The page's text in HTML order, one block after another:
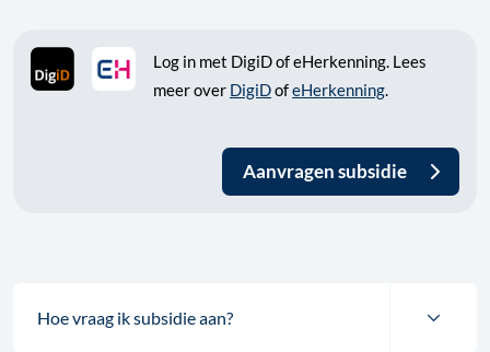
Log in met DigiD of eHerkenning. Lees
meer over DigiDofeHerkenning.
Aanvragen subsidie
Hoe vraag ik subsidie aan?